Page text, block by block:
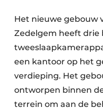
Het nieuwe gebouw
Zedelgem heeft drie
een kantoor op het
verdieping. Het
ontworpen binnen
terrein om aan de